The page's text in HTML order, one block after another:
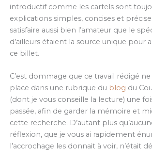
introductif comme les cartels sont
explications simples, concises et
satisfaire aussi bien l’amateur que le
d’ailleurs étaient la source unique pour
ce billet.
C’est dommage que ce travail rédigé
place dans une rubrique du blog du
(dont je vous conseille la lecture) une
passée, afin de garder la mémoire et
cette recherche. D’autant plus
réflexion, que je vous ai rapidement
l’accrochage les donnait à voir, n’était